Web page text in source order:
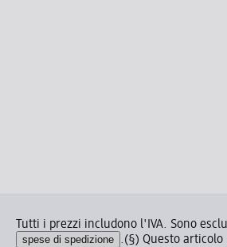
Tutti i prezzi includono l'IVA. Sono
spese di spedizione .(§) Questo